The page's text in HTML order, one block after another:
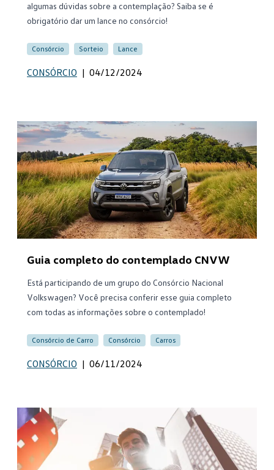
algumas dúvidas sobre a contemplação? Saiba se é
obrigatório dar um lance no consórcio!
Consórcio Sorteio Lance
CONSÓRCIO | 04/12/2024
Guia completo do contemplado CNVW
Está participando de um grupo do Consórcio Nacional
Volkswagen? Você precisa conferir esse guia completo
com todas as informações sobre o contemplado!
Consórcio de Carro Consórcio Carros
CONSÓRCIO | 06/11/2024